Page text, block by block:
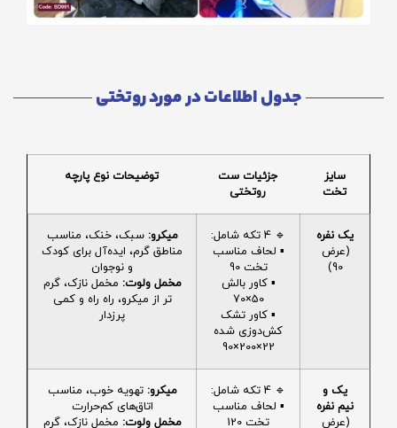
جدول اطلاعات در مورد روتختی
سایز
تخت
جزئیات ست
روتختی
توضیحات نوع پارچه
یک نفره
(عرض
90)
🔹 4 تکه شامل:
▪️ لحاف مناسب
تخت 90
▪️ کاور بالش
50×70
▪️ کاور تشک
کش‌دوزی شده
22×200×90
میکرو: سبک، خنک، مناسب
مناطق گرم، ایده‌آل برای کودک
و نوجوان
مخمل ولوت: مخمل نازک، گرم
تر از میکرو، راه راه و کمی
پرزدار
یک و
نیم نفره
(عرض
🔹 4 تکه شامل:
▪️ لحاف مناسب
تخت 120
میکرو: تهویه خوب، مناسب
اتاق‌های کم‌حرارت
مخمل ولوت: مخمل نازک، گرم